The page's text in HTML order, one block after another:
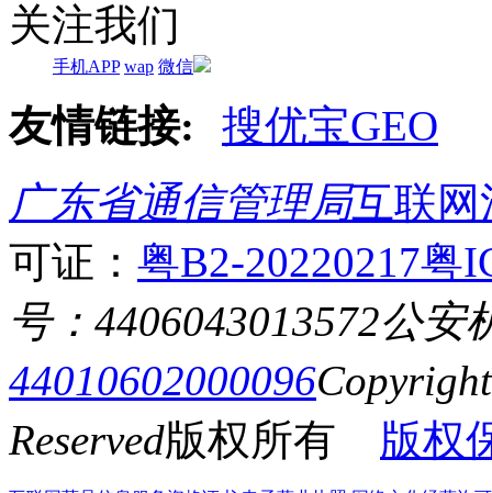
关注我们
手机APP wap 微信
友情链接:
搜优宝GEO
广东省通信管理局互联网
可证： 粤B2-20220217粤
号：4406043013572公安
44010602000096
Reserved版权所有 版权